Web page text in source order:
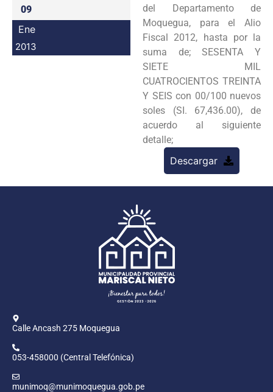
09
Ene
2013
del Departamento de
Moquegua, para el Alio
Fiscal 2012, hasta por la
suma de; SESENTA Y
SIETE MIL
CUATROCIENTOS TREINTA
Y SEIS con 00/100 nuevos
soles (SI. 67,436.00), de
acuerdo al siguiente
detalle;
Descargar
Calle Ancash 275 Moquegua
053-458000 (Central Telefónica)
munimoq@munimoquegua.gob.pe